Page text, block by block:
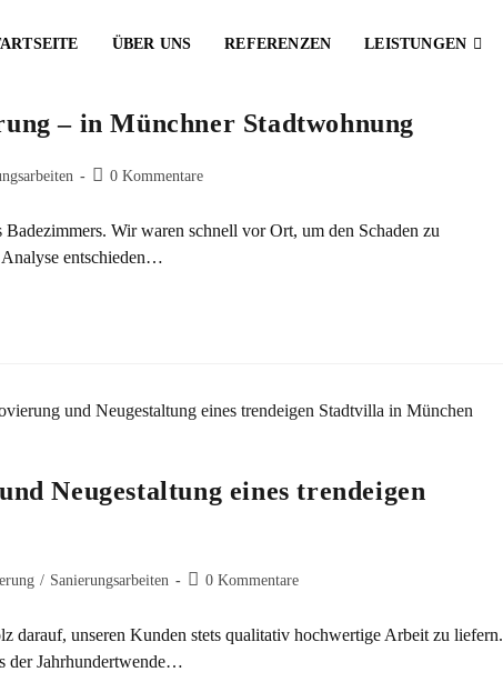
ÜBER UNS REFERENZEN LEISTUNGEN
– in Münchner Stadtwohnung
0 Kommentare
Wir waren schnell vor Ort, um den Schaden zu
Analyse entschieden…
Neugestaltung eines trendeigen
/ Sanierungsarbeiten 0 Kommentare
darauf, unseren Kunden stets qualitativ hochwertige Arbeit zu liefern.
der Jahrhundertwende…